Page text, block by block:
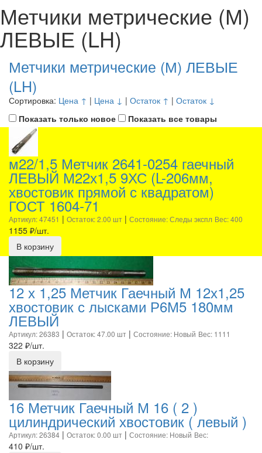
Метчики метрические (М)
ЛЕВЫЕ (LH)
Метчики метрические (М) ЛЕВЫЕ
(LH)
Сортировка: Цена ↑ | Цена ↓ | Остаток ↑ | Остаток ↓
Показать только новое
Показать все товары
м22/1,5 Метчик 2641-0254 гаечный
ЛЕВЫЙ М22х1,5 9ХС (L-206мм,
хвостовик прямой с квадратом)
ГОСТ 1604-71
Артикул: 47451 | Остаток: 2.00 шт | Состояние: Следы экспл Вес: 400
1155 ₽/шт.
В корзину
12 х 1,25 Метчик Гаечный М 12х1,25
хвостовик с лысками Р6М5 180мм
ЛЕВЫЙ
Артикул: 26383 | Остаток: 47.00 шт | Состояние: Новый Вес: 1111
322 ₽/шт.
В корзину
16 Метчик Гаечный М 16 ( 2 )
цилиндрический хвостовик ( левый )
Артикул: 26384 | Остаток: 0.00 шт | Состояние: Новый Вес:
410 ₽/шт.